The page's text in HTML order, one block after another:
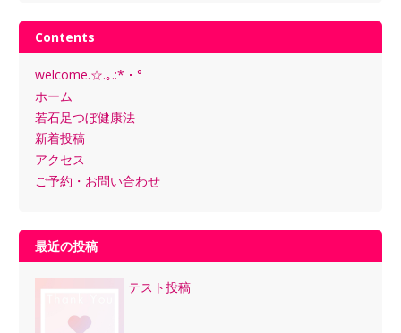
Contents
welcome.☆.｡.:*・°
ホーム
若石足つぼ健康法
新着投稿
アクセス
ご予約・お問い合わせ
最近の投稿
テスト投稿